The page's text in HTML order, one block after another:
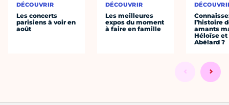
DÉCOUVRIR
Les concerts
parisiens à voir en
août
DÉCOUVRIR
Les meilleures
expos du moment
à faire en famille
l’histoire
amants
Héloïse et
Abélard ?